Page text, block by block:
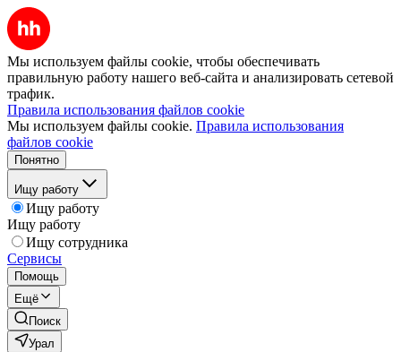
Мы используем файлы cookie, чтобы обеспечивать
правильную работу нашего веб-сайта и анализировать сетевой
трафик.
Правила использования файлов cookie
Мы используем файлы cookie. Правила использования
файлов cookie
Понятно
Ищу работу
Ищу работу
Ищу работу
Ищу сотрудника
Сервисы
Помощь
Ещё
Поиск
Урал